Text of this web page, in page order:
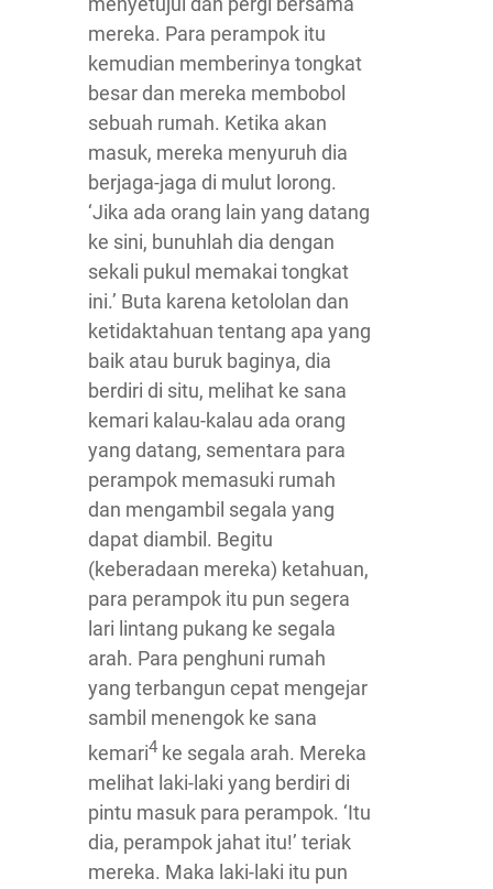
mereka. Para perampok itu
kemudian memberinya tongkat
besar dan mereka membobol
sebuah rumah. Ketika akan
masuk, mereka menyuruh dia
berjaga-jaga di mulut lorong.
‘Jika ada orang lain yang datang
ke sini, bunuhlah dia dengan
sekali pukul memakai tongkat
ini.’ Buta karena ketololan dan
ketidaktahuan tentang apa yang
baik atau buruk baginya, dia
berdiri di situ, melihat ke sana
kemari kalau-kalau ada orang
yang datang, sementara para
perampok memasuki rumah
dan mengambil segala yang
dapat diambil. Begitu
(keberadaan mereka) ketahuan,
para perampok itu pun segera
lari lintang pukang ke segala
arah. Para penghuni rumah
yang terbangun cepat mengejar
sambil menengok ke sana
kemari4 ke segala arah. Mereka
melihat laki-laki yang berdiri di
pintu masuk para perampok. ‘Itu
dia, perampok jahat itu!’ teriak
mereka. Maka laki-laki itu pun